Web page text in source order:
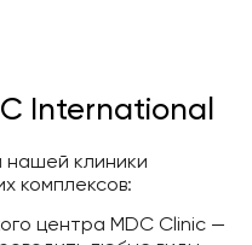
International
клиники
комплексов:
центра MDC Clinic —